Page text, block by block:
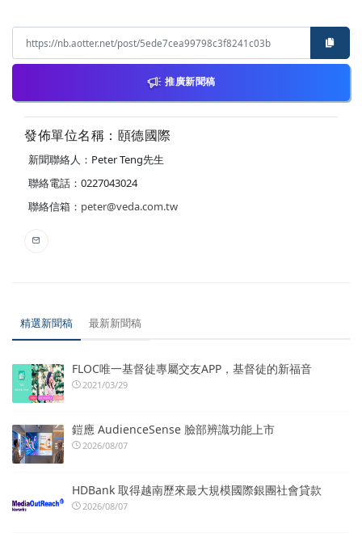
推廣新聞稿
發佈單位名稱：頤德國際
新聞聯絡人：Peter Teng先生
聯絡電話：0227043024
聯絡信箱： peter@veda.com.tw
精選新聞稿 最新新聞稿
FLOC唯一基督徒專屬交友APP，基督徒的新福音
2021/03/29
鎧應 AudienceSense 臉部辨識功能上市
2026/08/07
HDBank 取得越南歷來最大規模國際銀團社會貸款
2026/08/07